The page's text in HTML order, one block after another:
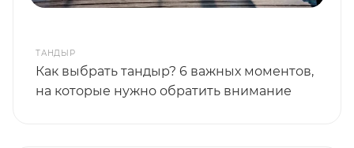
ТАНДЫР
Как выбрать тандыр? 6 важных моментов,
на которые нужно обратить внимание